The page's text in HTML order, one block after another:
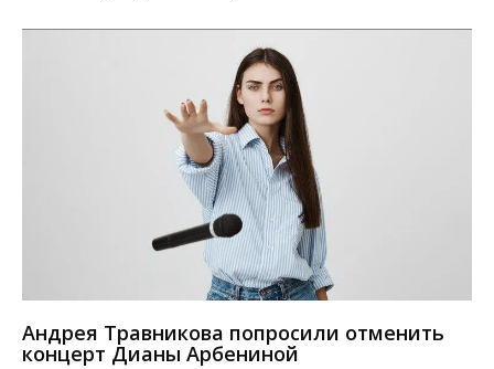
Андрея Травникова попросили отменить
концерт Дианы Арбениной